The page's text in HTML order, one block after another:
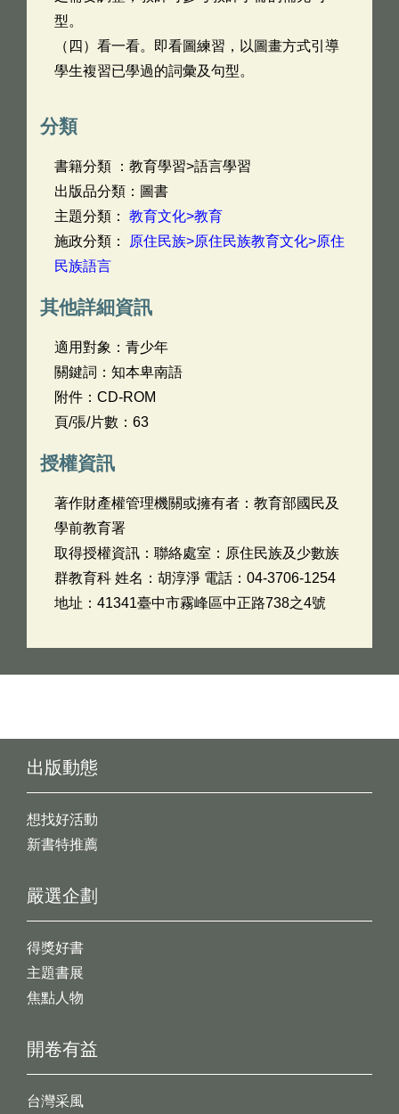
型。
（四）看一看。即看圖練習，以圖畫方式引導
學生複習已學過的詞彙及句型。
分類
書籍分類 ：教育學習>語言學習
出版品分類：圖書
主題分類： 教育文化>教育
施政分類：
原住民族>原住民族教育文化>原住
民族語言
其他詳細資訊
適用對象：青少年
關鍵詞：知本卑南語
附件：CD-ROM
頁/張/片數：63
授權資訊
著作財產權管理機關或擁有者：教育部國民及
學前教育署
取得授權資訊：聯絡處室：原住民族及少數族
群教育科 姓名：胡淳淨 電話：04-3706-1254
地址：41341臺中市霧峰區中正路738之4號
出版動態
想找好活動
新書特推薦
開卷有益
台灣采風
嚴選企劃
得獎好書
主題書展
焦點人物